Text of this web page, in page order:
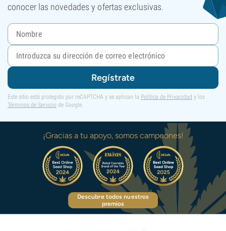
conocer las novedades y ofertas exclusivas.
Regístrate
Este sitio está protegido por reCAPTCHA y se aplican la Política de Privacidad y los
Términos de Servicio de Google.
¡Gracias a tu apoyo, somos campeones!
Descubre todos nuestros
premios